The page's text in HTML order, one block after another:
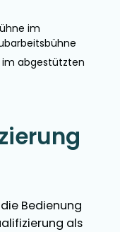
im abgestützten
Bedienung
als